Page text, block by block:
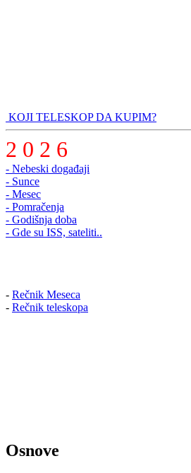
KOJI TELESKOP DA KUPIM?
2 0 2 6
- Nebeski događaji
- Sunce
- Mesec
- Pomračenja
- Godišnja doba
- Gde su ISS, sateliti..
- Rečnik Meseca
- Rečnik teleskopa
Osnove